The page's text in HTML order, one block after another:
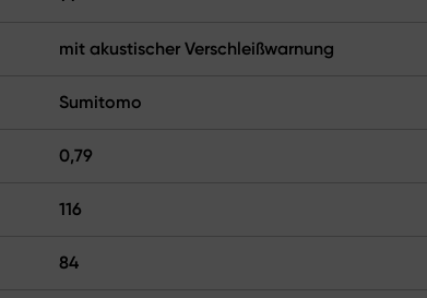
mit akustischer Verschleißwarnung
Sumitomo
0,79
116
84